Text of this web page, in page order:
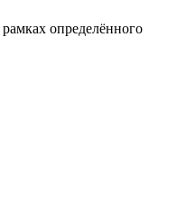
определённого